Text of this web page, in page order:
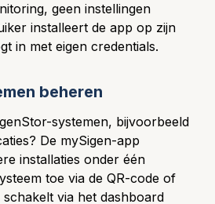
geen instellingen
installeert de app op zijn
in met eigen credentials.
beheren
systemen, bijvoorbeeld
De mySigen-app
installaties onder één
toe via de QR-code of
via het dashboard